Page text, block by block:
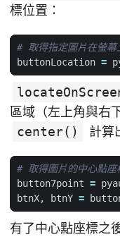
標位置：
# 取得指定圖片在螢幕
buttonLocation =
區域（左上角與右
center()
計算
# 取得圖片的中心點座
button7point =
btnX, btnY =
有了中心點座標之